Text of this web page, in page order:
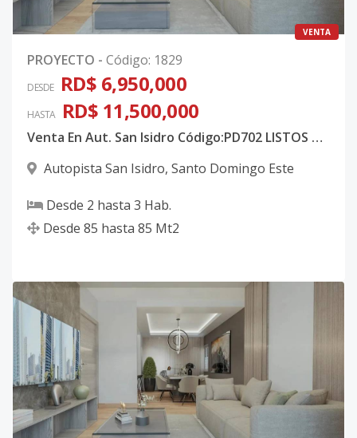
VENTA
PROYECTO - Código: 1829
DESDE RD$ 6,950,000
HASTA RD$ 11,500,000
Venta En Aut. San Isidro Código:PD702 LISTOS Y EN CONSTRUCCION ● Entregas: - 1ra etapa - Entrega Inmediata
Autopista San Isidro, Santo Domingo Este
Desde 2 hasta 3 Hab.
Desde 85 hasta 85 Mt2